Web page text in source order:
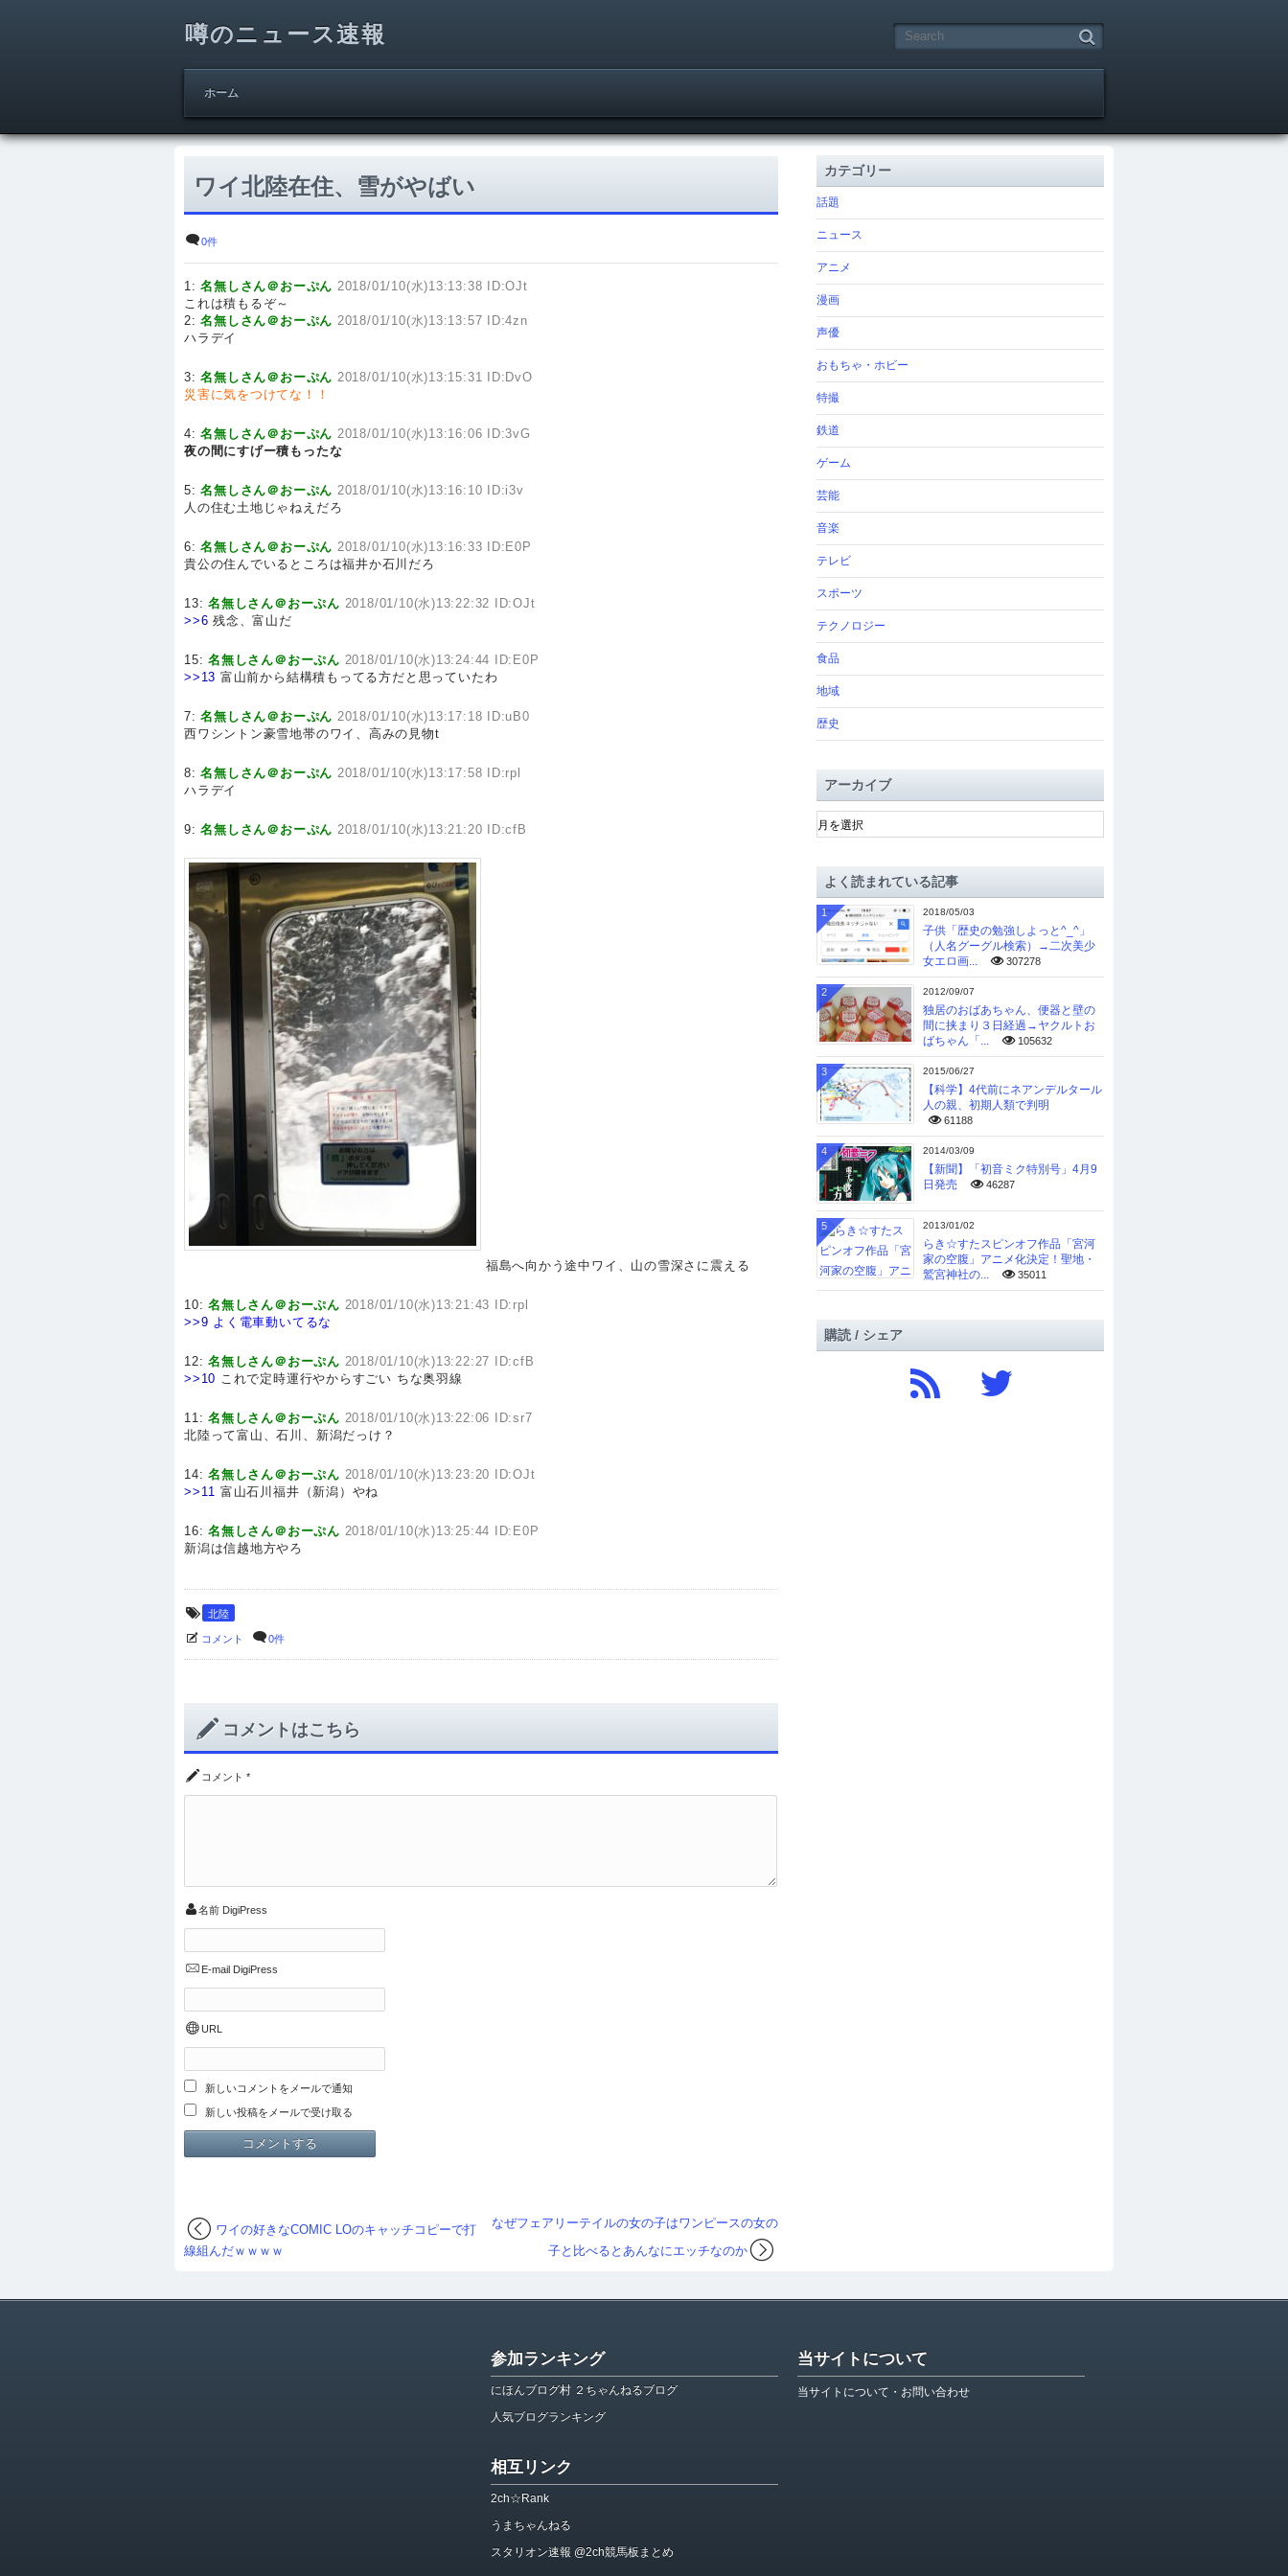
噂のニュース速報
ホーム
ワイ北陸在住、雪がやばい
0件
1:名無しさん＠おーぷん 2018/01/10(水)13:13:38 ID:OJt
これは積もるぞ～
2:名無しさん＠おーぷん 2018/01/10(水)13:13:57 ID:4zn
ハラデイ
3:名無しさん＠おーぷん 2018/01/10(水)13:15:31 ID:DvO
災害に気をつけてな！！
4:名無しさん＠おーぷん 2018/01/10(水)13:16:06 ID:3vG
夜の間にすげー積もったな
5:名無しさん＠おーぷん 2018/01/10(水)13:16:10 ID:i3v
人の住む土地じゃねえだろ
6:名無しさん＠おーぷん 2018/01/10(水)13:16:33 ID:E0P
貴公の住んでいるところは福井か石川だろ
13:名無しさん＠おーぷん 2018/01/10(水)13:22:32 ID:OJt
>>6 残念、富山だ
15:名無しさん＠おーぷん 2018/01/10(水)13:24:44 ID:E0P
>>13 富山前から結構積もってる方だと思っていたわ
7:名無しさん＠おーぷん 2018/01/10(水)13:17:18 ID:uB0
西ワシントン豪雪地帯のワイ、高みの見物t
8:名無しさん＠おーぷん 2018/01/10(水)13:17:58 ID:rpl
ハラデイ
9:名無しさん＠おーぷん 2018/01/10(水)13:21:20 ID:cfB
福島へ向かう途中ワイ、山の雪深さに震える
10:名無しさん＠おーぷん 2018/01/10(水)13:21:43 ID:rpl
>>9 よく電車動いてるな
12:名無しさん＠おーぷん 2018/01/10(水)13:22:27 ID:cfB
>>10 これで定時運行やからすごい ちな奥羽線
11:名無しさん＠おーぷん 2018/01/10(水)13:22:06 ID:sr7
北陸って富山、石川、新潟だっけ？
14:名無しさん＠おーぷん 2018/01/10(水)13:23:20 ID:OJt
>>11 富山石川福井（新潟）やね
16:名無しさん＠おーぷん 2018/01/10(水)13:25:44 ID:E0P
新潟は信越地方やろ
北陸
コメント 0件
コメントはこちら
コメント *
名前 DigiPress
E-mail DigiPress
URL
新しいコメントをメールで通知
新しい投稿をメールで受け取る
なぜフェアリーテイルの女の子はワンピースの女の
子と比べるとあんなにエッチなのか
ワイの好きなCOMIC LOのキャッチコピーで打
線組んだｗｗｗｗ
カテゴリー
話題
ニュース
アニメ
漫画
声優
おもちゃ・ホビー
特撮
鉄道
ゲーム
芸能
音楽
テレビ
スポーツ
テクノロジー
食品
地域
歴史
アーカイブ
ア
ー
ブよく読まれている記事
2018/05/03
子供「歴史の勉強しよっと^_^」
（人名グーグル検索）→二次美少
女エロ画...
307278
1
2012/09/07
独居のおばあちゃん、便器と壁の
間に挟まり３日経過→ヤクルトお
ばちゃん「...
105632
2
2015/06/27
【科学】4代前にネアンデルタール
人の親、初期人類で判明
61188
3
2014/03/09
【新聞】「初音ミク特別号」4月9
日発売
46287
4
2013/01/02
らき☆すたスピンオフ作品「宮河
家の空腹」アニメ化決定！聖地・
鷲宮神社の...
35011
5
購読 / シェア
参加ランキング
にほんブログ村 ２ちゃんねるブログ
人気ブログランキング
相互リンク
2ch☆Rank
うまちゃんねる
スタリオン速報 @2ch競馬板まとめ
当サイトについて
当サイトについて・お問い合わせ